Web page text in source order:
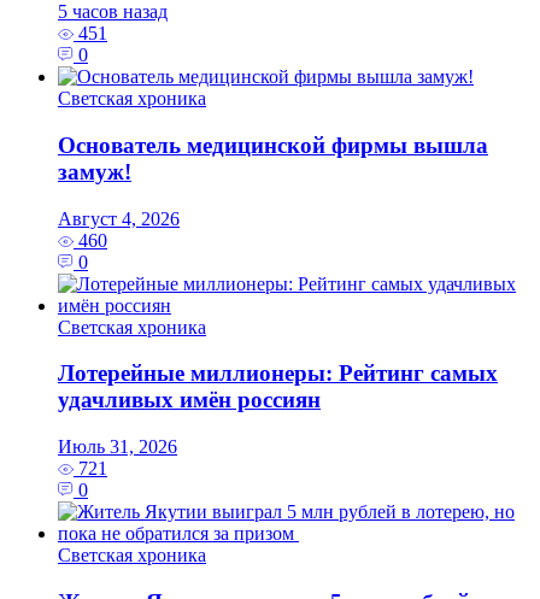
5 часов назад
451
0
Светская хроника
Основатель медицинской фирмы вышла
замуж!
Август 4, 2026
460
0
Светская хроника
Лотерейные миллионеры: Рейтинг самых
удачливых имён россиян
Июль 31, 2026
721
0
Светская хроника